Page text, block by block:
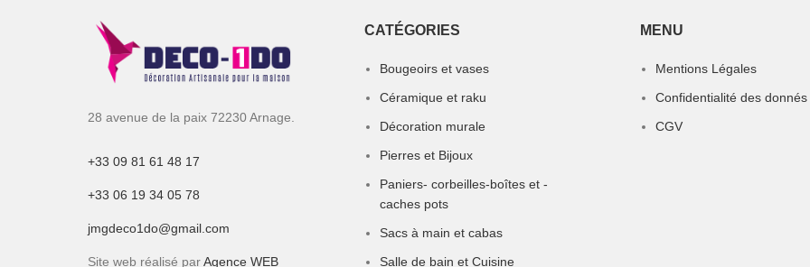
28 avenue de la paix 72230 Arnage.
+33 09 81 61 48 17
+33 06 19 34 05 78
jmgdeco1do@gmail.com
Site web réalisé parAgence WEB
CATÉGORIES
Bougeoirs et vases
Céramique et raku
Décoration murale
Pierres et Bijoux
Paniers- corbeilles-boîtes et -
caches pots
Sacs à main et cabas
Salle de bain et Cuisine
MENU
Mentions Légales
Confidentialité des donnés
CGV